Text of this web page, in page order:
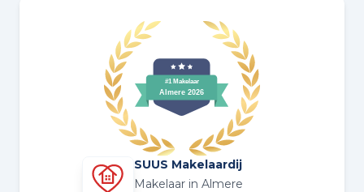
SUUS Makelaardij
Makelaar in Almere